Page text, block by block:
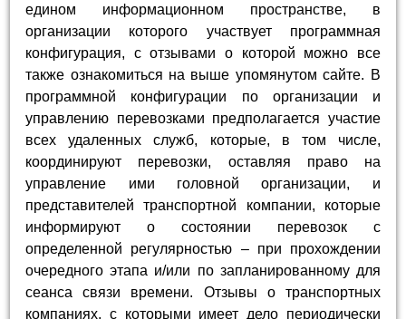
едином информационном пространстве, в
организации которого участвует программная
конфигурация, с отзывами о которой можно все
также ознакомиться на выше упомянутом сайте. В
программной конфигурации по организации и
управлению перевозками предполагается участие
всех удаленных служб, которые, в том числе,
координируют перевозки, оставляя право на
управление ими головной организации, и
представителей транспортной компании, которые
информируют о состоянии перевозок с
определенной регулярностью – при прохождении
очередного этапа и/или по запланированному для
сеанса связи времени. Отзывы о транспортных
компаниях, с которыми имеет дело периодически